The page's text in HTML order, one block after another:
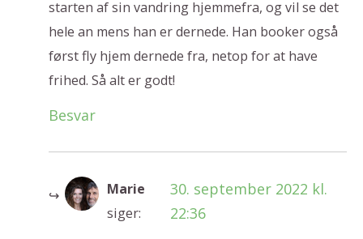
starten af sin vandring hjemmefra, og vil se det
hele an mens han er dernede. Han booker også
først fly hjem dernede fra, netop for at have
frihed. Så alt er godt!
Besvar
Marie
siger:
30. september 2022 kl.
22:36